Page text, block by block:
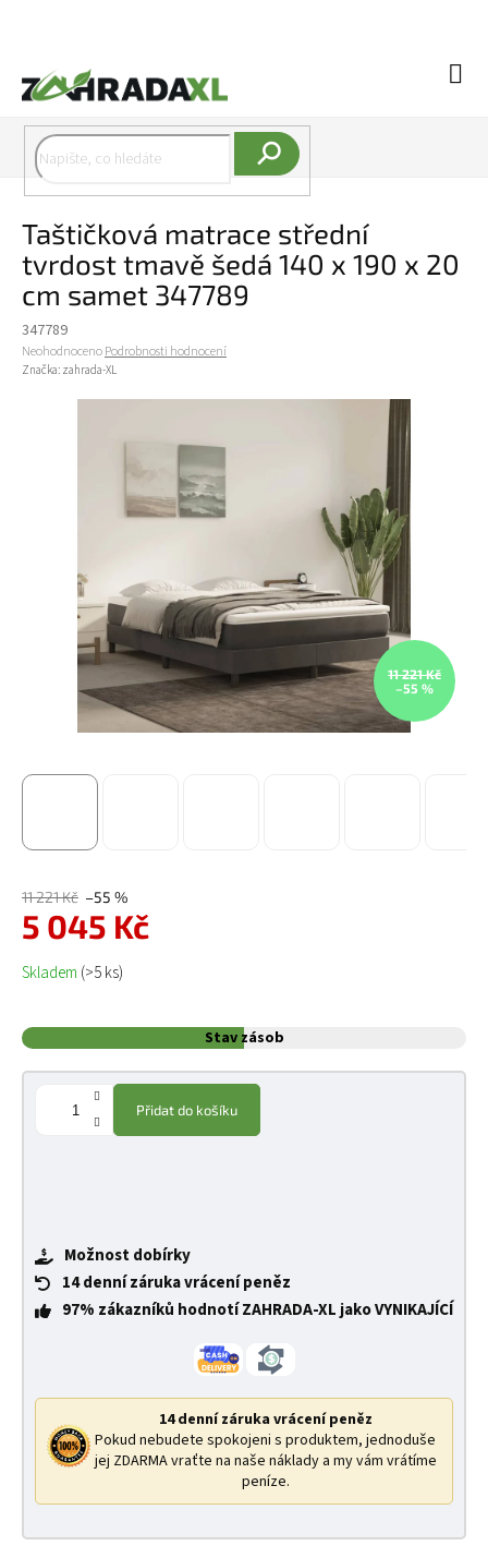
Taštičková matrace střední
tvrdost tmavě šedá 140 x 190 x 20
cm samet 347789
347789
Průměrné hodnocení produktu je 0,0 z 5 hvězdiček.
NeohodnocenoPodrobnosti hodnocení
Značka: zahrada-XL
11 221 Kč
–55 %
11 221 Kč –55 %
5 045 Kč
Měrná cena:
Skladem (>5 ks)
Stav zásob
Přidat do košíku
Možnost dobírky
14 denní záruka vrácení peněz
97% zákazníků hodnotí ZAHRADA-XL jako VYNIKAJÍCÍ
14 denní záruka vrácení peněz
Pokud nebudete spokojeni s produktem, jednoduše
jej ZDARMA vraťte na naše náklady a my vám vrátíme
peníze.